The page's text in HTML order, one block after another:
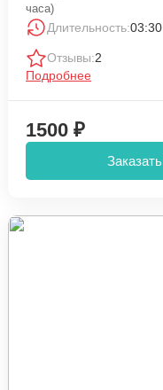
часа)
Длительность:03:30
Отзывы:2
Подробнее
1500 ₽
Заказать